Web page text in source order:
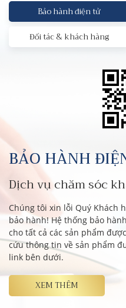
Bảo hành điện tử
Đối tác & khách hàng
BẢO HÀNH
Dịch vụ chăm sóc
Chúng tôi xin lỗi Quý Khách
bảo hành! Hệ thống bảo
cho tất cả các sản phẩm
cứu thông tin về sản phẩm
link bên dưới.
XEM THÊM